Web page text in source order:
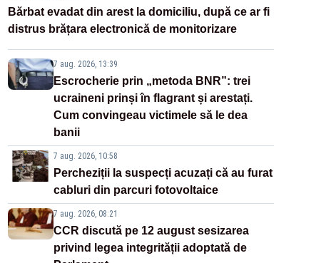
Bărbat evadat din arest la domiciliu, după ce ar fi
distrus brățara electronică de monitorizare
7 aug. 2026, 13:39
Escrocherie prin „metoda BNR”: trei
ucraineni prinși în flagrant și arestați.
Cum convingeau victimele să le dea
banii
7 aug. 2026, 10:58
Percheziții la suspecți acuzați că au furat
cabluri din parcuri fotovoltaice
7 aug. 2026, 08:21
CCR discută pe 12 august sesizarea
privind legea integrității adoptată de